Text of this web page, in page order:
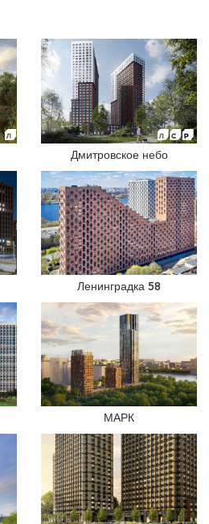
Дмитровское небо
Ленинградка 58
МАРК